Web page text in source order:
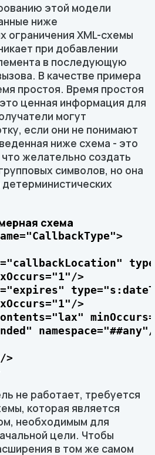
этой модели
ниже
ограничения XML-схемы
при добавлении
в последующую
В качестве примера
простоя. Время простоя
ценная информация для
могут
если они не понимают
ниже схема - это
желательно создать
символов, но она
схема
>
>
>
не работает, требуется
которая является
необходимым для
цели. Чтобы
в том же самом